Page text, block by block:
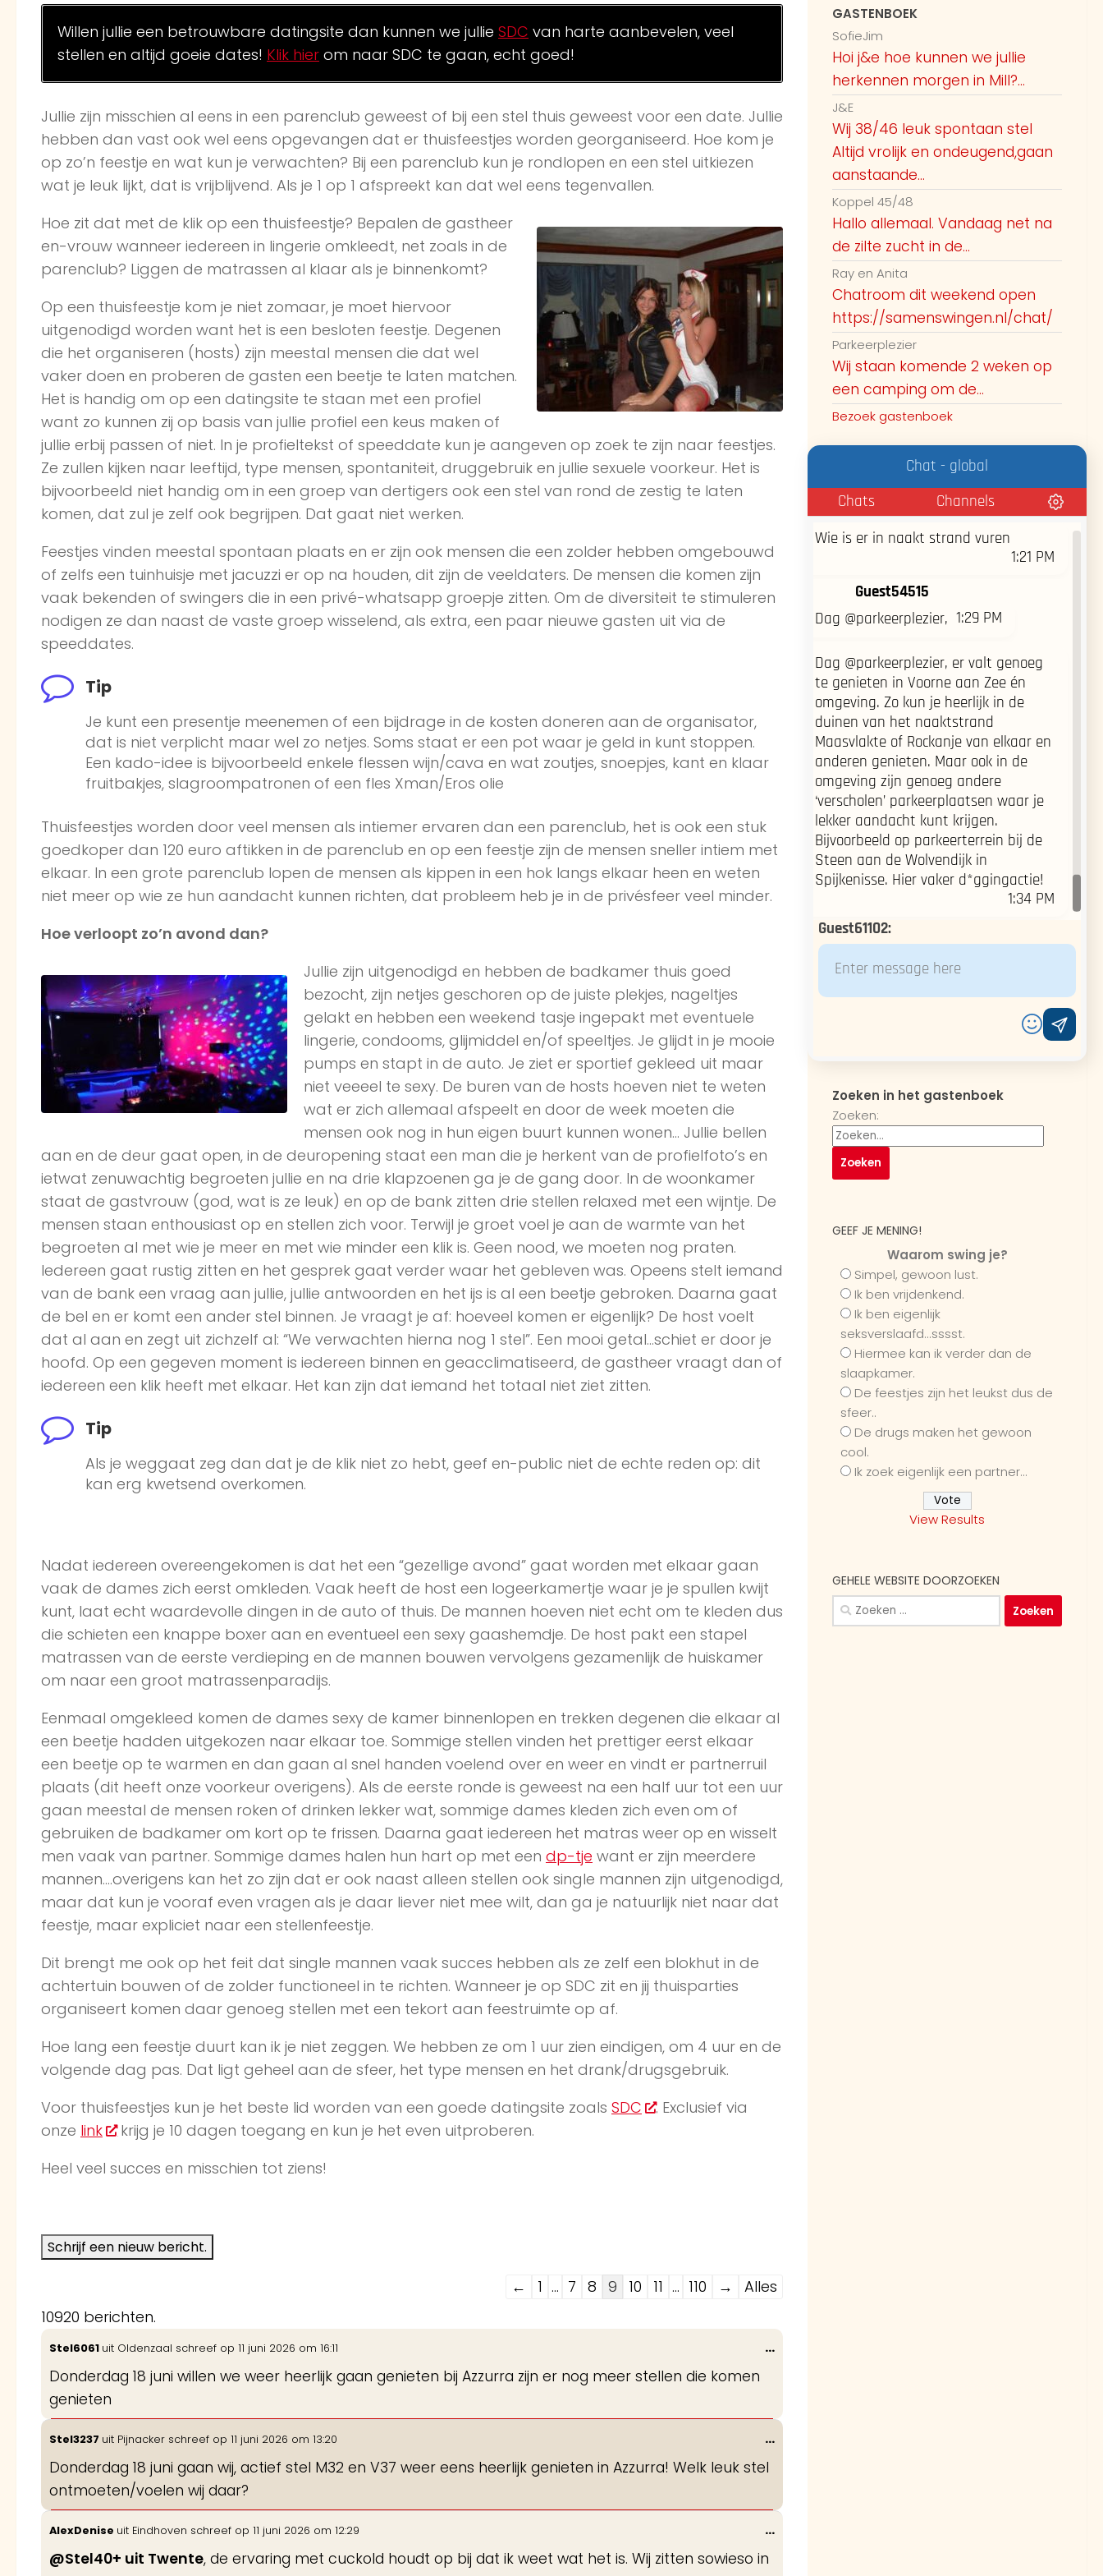
Willen jullie een betrouwbare datingsite dan kunnen we jullie SDC van harte aanbevelen, veel
stellen en altijd goeie dates! Klik hier om naar SDC te gaan, echt goed!
Jullie zijn misschien al eens in een parenclub geweest of bij een stel thuis geweest voor een date. Jullie
hebben dan vast ook wel eens opgevangen dat er thuisfeestjes worden georganiseerd. Hoe kom je
op zo’n feestje en wat kun je verwachten? Bij een parenclub kun je rondlopen en een stel uitkiezen
wat je leuk lijkt, dat is vrijblijvend. Als je 1 op 1 afspreekt kan dat wel eens tegenvallen.
Hoe zit dat met de klik op een thuisfeestje? Bepalen de gastheer
en-vrouw wanneer iedereen in lingerie omkleedt, net zoals in de
parenclub? Liggen de matrassen al klaar als je binnenkomt?
Op een thuisfeestje kom je niet zomaar, je moet hiervoor
uitgenodigd worden want het is een besloten feestje. Degenen
die het organiseren (hosts) zijn meestal mensen die dat wel
vaker doen en proberen de gasten een beetje te laten matchen.
Het is handig om op een datingsite te staan met een profiel
want zo kunnen zij op basis van jullie profiel een keus maken of
jullie erbij passen of niet. In je profieltekst of speeddate kun je aangeven op zoek te zijn naar feestjes.
Ze zullen kijken naar leeftijd, type mensen, spontaniteit, druggebruik en jullie sexuele voorkeur. Het is
bijvoorbeeld niet handig om in een groep van dertigers ook een stel van rond de zestig te laten
komen, dat zul je zelf ook begrijpen. Dat gaat niet werken.
Feestjes vinden meestal spontaan plaats en er zijn ook mensen die een zolder hebben omgebouwd
of zelfs een tuinhuisje met jacuzzi er op na houden, dit zijn de veeldaters. De mensen die komen zijn
vaak bekenden of swingers die in een privé-whatsapp groepje zitten. Om de diversiteit te stimuleren
nodigen ze dan naast de vaste groep wisselend, als extra, een paar nieuwe gasten uit via de
speeddates.
Tip
Je kunt een presentje meenemen of een bijdrage in de kosten doneren aan de organisator,
dat is niet verplicht maar wel zo netjes. Soms staat er een pot waar je geld in kunt stoppen.
Een kado-idee is bijvoorbeeld enkele flessen wijn/cava en wat zoutjes, snoepjes, kant en klaar
fruitbakjes, slagroompatronen of een fles Xman/Eros olie
Thuisfeestjes worden door veel mensen als intiemer ervaren dan een parenclub, het is ook een stuk
goedkoper dan 120 euro aftikken in de parenclub en op een feestje zijn de mensen sneller intiem met
elkaar. In een grote parenclub lopen de mensen als kippen in een hok langs elkaar heen en weten
niet meer op wie ze hun aandacht kunnen richten, dat probleem heb je in de privésfeer veel minder.
Hoe verloopt zo’n avond dan?
Jullie zijn uitgenodigd en hebben de badkamer thuis goed
bezocht, zijn netjes geschoren op de juiste plekjes, nageltjes
gelakt en hebben een weekend tasje ingepakt met eventuele
lingerie, condooms, glijmiddel en/of speeltjes. Je glijdt in je mooie
pumps en stapt in de auto. Je ziet er sportief gekleed uit maar
niet veeeel te sexy. De buren van de hosts hoeven niet te weten
wat er zich allemaal afspeelt en door de week moeten die
mensen ook nog in hun eigen buurt kunnen wonen… Jullie bellen
aan en de deur gaat open, in de deuropening staat een man die je herkent van de profielfoto’s en
ietwat zenuwachtig begroeten jullie en na drie klapzoenen ga je de gang door. In de woonkamer
staat de gastvrouw (god, wat is ze leuk) en op de bank zitten drie stellen relaxed met een wijntje. De
mensen staan enthousiast op en stellen zich voor. Terwijl je groet voel je aan de warmte van het
begroeten al met wie je meer en met wie minder een klik is. Geen nood, we moeten nog praten.
Iedereen gaat rustig zitten en het gesprek gaat verder waar het gebleven was. Opeens stelt iemand
van de bank een vraag aan jullie, jullie antwoorden en het ijs is al een beetje gebroken. Daarna gaat
de bel en er komt een ander stel binnen. Je vraagt je af: hoeveel komen er eigenlijk? De host voelt
dat al aan en zegt uit zichzelf al: “We verwachten hierna nog 1 stel”. Een mooi getal…schiet er door je
hoofd. Op een gegeven moment is iedereen binnen en geacclimatiseerd, de gastheer vraagt dan of
iedereen een klik heeft met elkaar. Het kan zijn dat iemand het totaal niet ziet zitten.
Tip
Als je weggaat zeg dan dat je de klik niet zo hebt, geef en-public niet de echte reden op: dit
kan erg kwetsend overkomen.
Nadat iedereen overeengekomen is dat het een “gezellige avond” gaat worden met elkaar gaan
vaak de dames zich eerst omkleden. Vaak heeft de host een logeerkamertje waar je je spullen kwijt
kunt, laat echt waardevolle dingen in de auto of thuis. De mannen hoeven niet echt om te kleden dus
die schieten een knappe boxer aan en eventueel een sexy gaashemdje. De host pakt een stapel
matrassen van de eerste verdieping en de mannen bouwen vervolgens gezamenlijk de huiskamer
om naar een groot matrassenparadijs.
Eenmaal omgekleed komen de dames sexy de kamer binnenlopen en trekken degenen die elkaar al
een beetje hadden uitgekozen naar elkaar toe. Sommige stellen vinden het prettiger eerst elkaar
een beetje op te warmen en dan gaan al snel handen voelend over en weer en vindt er partnerruil
plaats (dit heeft onze voorkeur overigens). Als de eerste ronde is geweest na een half uur tot een uur
gaan meestal de mensen roken of drinken lekker wat, sommige dames kleden zich even om of
gebruiken de badkamer om kort op te frissen. Daarna gaat iedereen het matras weer op en wisselt
men vaak van partner. Sommige dames halen hun hart op met een dp-tje want er zijn meerdere
mannen….overigens kan het zo zijn dat er ook naast alleen stellen ook single mannen zijn uitgenodigd,
maar dat kun je vooraf even vragen als je daar liever niet mee wilt, dan ga je natuurlijk niet naar dat
feestje, maar expliciet naar een stellenfeestje.
Dit brengt me ook op het feit dat single mannen vaak succes hebben als ze zelf een blokhut in de
achtertuin bouwen of de zolder functioneel in te richten. Wanneer je op SDC zit en jij thuisparties
organiseert komen daar genoeg stellen met een tekort aan feestruimte op af.
Hoe lang een feestje duurt kan ik je niet zeggen. We hebben ze om 1 uur zien eindigen, om 4 uur en de
volgende dag pas. Dat ligt geheel aan de sfeer, het type mensen en het drank/drugsgebruik.
Voor thuisfeestjes kun je het beste lid worden van een goede datingsite zoals SDC
. Exclusief via
onze link
krijg je 10 dagen toegang en kun je het even uitproberen.
Heel veel succes en misschien tot ziens!
Navigatie
de
lijst
← 1 ... 7 8 9 10 11 ... 110 →
Alles
10920 berichten.
Stel6061 uit Oldenzaal schreef op 11 juni 2026 om 16:11
Donderdag 18 juni willen we weer heerlijk gaan genieten bij Azzurra zijn er nog meer stellen die komen
genieten
...Wissel
Stel3237 uit Pijnacker schreef op 11 juni 2026 om 13:20
Donderdag 18 juni gaan wij, actief stel M32 en V37 weer eens heerlijk genieten in Azzurra! Welk leuk stel
ontmoeten/voelen wij daar?
...Wissel
AlexDenise uit Eindhoven schreef op 11 juni 2026 om 12:29
@Stel40+ uit Twente, de ervaring met cuckold houdt op bij dat ik weet wat het is. Wij zitten sowieso in
...Wissel
GASTENBOEK
SofieJim
Hoi j&e hoe kunnen we jullie
herkennen morgen in Mill?...
J&E
Wij 38/46 leuk spontaan stel
Altijd vrolijk en ondeugend,gaan
aanstaande...
Koppel 45/48
Hallo allemaal. Vandaag net na
de zilte zucht in de...
Ray en Anita
Chatroom dit weekend open
https://samenswingen.nl/chat/
Parkeerplezier
Wij staan komende 2 weken op
een camping om de...
Bezoek gastenboek
Chat - global
Chats
Channels
veel stellen aanwezig nu?
Biman 49jaar uden 10:46 AM
Normaal postuur 1.96mtr
Guest59755
Hier 59043 weer, @55457 waar liggen
jullie aan zee of in de duinen, hoe
herkennen we jullie?
Ray en Anita
Je kunt een naam kiezen via
tandwieltje rechts bovenin. Dan hoef
je niet zo te nummeren
11:22 AM
Guest59043
@guest55467 waar liggen jullie dan
bij zee of in de duinen? Hoe
herkennen we jullie?z
Sexxy on the Beach
Lekker dagje vandaag! 11:39 AM
Guest52953
Wie is er in naakt strand vuren
1:21 PM
Guest54515
Dag @parkeerplezier, 1:29 PM
Dag @parkeerplezier, er valt genoeg
te genieten in Voorne aan Zee én
omgeving. Zo kun je heerlijk in de
duinen van het naaktstrand
Maasvlakte of Rockanje van elkaar en
anderen genieten. Maar ook in de
omgeving zijn genoeg andere
‘verscholen’ parkeerplaatsen waar je
lekker aandacht kunt krijgen.
Bijvoorbeeld op parkeerterrein bij de
Steen aan de Wolvendijk in
Spijkenisse. Hier vaker d*ggingactie!
1:34 PM
Guest61102:
Zoeken in het gastenboek
Zoeken:
GEEF JE MENING!
Waarom swing je?
Simpel, gewoon lust.
Ik ben vrijdenkend.
Ik ben eigenlijk
seksverslaafd...sssst.
Hiermee kan ik verder dan de
slaapkamer.
De feestjes zijn het leukst dus de
sfeer..
De drugs maken het gewoon
cool.
Ik zoek eigenlijk een partner...
View Results
GEHELE WEBSITE DOORZOEKEN
Zoeken
naar: